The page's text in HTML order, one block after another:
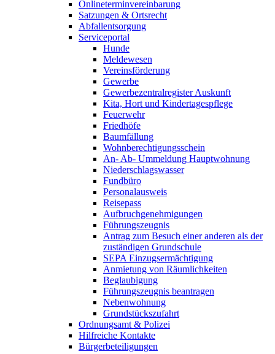
Onlineterminvereinbarung
Satzungen & Ortsrecht
Abfallentsorgung
Serviceportal
Hunde
Meldewesen
Vereinsförderung
Gewerbe
Gewerbezentralregister Auskunft
Kita, Hort und Kindertagespflege
Feuerwehr
Friedhöfe
Baumfällung
Wohnberechtigungsschein
An- Ab- Ummeldung Hauptwohnung
Niederschlagswasser
Fundbüro
Personalausweis
Reisepass
Aufbruchgenehmigungen
Führungszeugnis
Antrag zum Besuch einer anderen als der
zuständigen Grundschule
SEPA Einzugsermächtigung
Anmietung von Räumlichkeiten
Beglaubigung
Führungszeugnis beantragen
Nebenwohnung
Grundstückszufahrt
Ordnungsamt & Polizei
Hilfreiche Kontakte
Bürgerbeteiligungen